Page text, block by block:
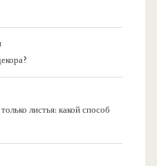
листья: какой способ